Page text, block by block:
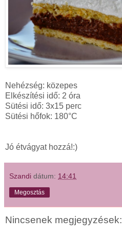
Nehézség: közepes
Elkészítési idő: 2 óra
Sütési idő: 3x15 perc
Sütési hőfok: 180°C
Jó étvágyat hozzá!:)
Szandi dátum: 14:41
Megosztás
Nincsenek megjegyzések: